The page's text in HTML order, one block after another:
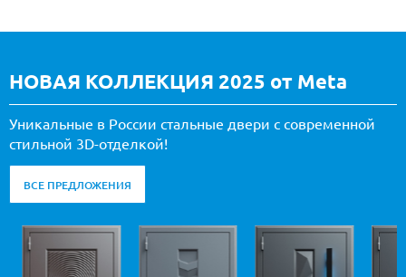
НОВАЯ КОЛЛЕКЦИЯ 2025 от Meta
Уникальные в России стальные двери с современной
стильной 3D-отделкой!
ВСЕ ПРЕДЛОЖЕНИЯ